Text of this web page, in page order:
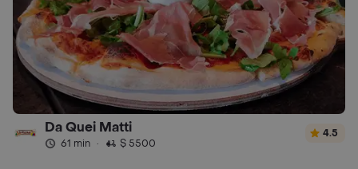
Da Quei Matti
61 min · $ 5500
4.5